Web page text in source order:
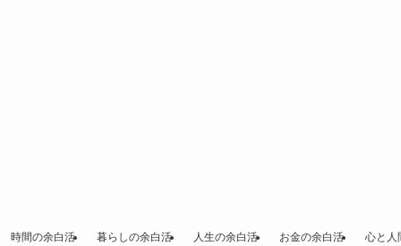
時間の余白活 暮らしの余白活 人生の余白活 お金の余白活 心と人